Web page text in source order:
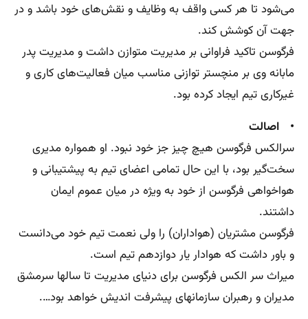
می‌شود تا هر کسی واقف به وظایف و نقش‌های خود باشد و در
جهت آن کوشش کند.
فرگوسن تاکید فراوانی بر مدیریت متوازن داشت و مدیریت پدر
مابانه وی بر منچستر توازنی مناسب میان فعالیت‌های کاری و
غیرکاری تیم ایجاد کرده بود.
• اصالت
سرالکس فرگوسن هیچ چیز جز خود نبود. او همواره مدیری
سخت‌گیر بود، با این حال تمامی اعضای تیم به پیشتیبانی و
هواخواهی فرگوسن از خود به ویژه در میان عموم ایمان
داشتند.
فرگوسن مشتریان (هواداران) را ولی نعمت تیم خود می‌دانست
و باور داشت که هوادار یار دوازدهم تیم است.
میراث سر الکس فرگوسن برای دنیای مدیریت تا سالها سرمشق
مدیران و رهبران سازمانهای پیشرفت اندیش خواهد بود….